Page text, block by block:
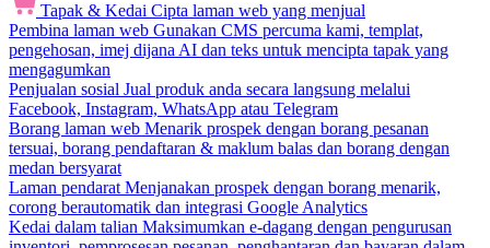
Tapak & Kedai Cipta laman web yang menjual
Pembina laman web Gunakan CMS percuma kami, templat,
pengehosan, imej dijana AI dan teks untuk mencipta tapak yang
mengagumkan
Penjualan sosial Jual produk anda secara langsung melalui
Facebook, Instagram, WhatsApp atau Telegram
Borang laman web Menarik prospek dengan borang pesanan
tersuai, borang pendaftaran & maklum balas dan borang dengan
medan bersyarat
Laman pendarat Menjanakan prospek dengan borang menarik,
corong berautomatik dan integrasi Google Analytics
Kedai dalam talian Maksimumkan e-dagang dengan pengurusan